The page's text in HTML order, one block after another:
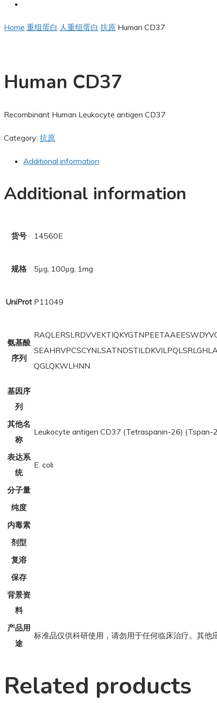
Home 重组蛋白 人重组蛋白 抗原 Human CD37
Human CD37
Recombinant Human Leukocyte antigen CD37
Category: 抗原
Additional information
Additional information
货号 14560E
规格 5μg, 100μg, 1mg
UniProt P11049
氨基酸
序列
QGLQKWLHNN
基因序
列
其他名
称
Leukocyte antigen CD37 (Tetraspanin-26) (Tspan-
表达系
统
E. coli
分子量
纯度
内毒素
剂型
复溶
保存
背景资
料
产品用
途
标准品仅供科研使用，请勿用于任何临床治疗。其他
Related products